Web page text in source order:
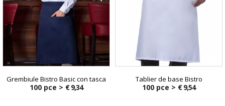
Grembiule Bistro Basic con tasca
100 pce > € 9,34
Tablier de base Bistro
100 pce > € 9,54